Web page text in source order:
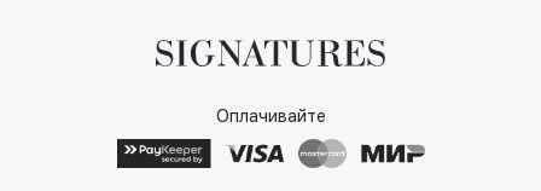
Оплачивайте